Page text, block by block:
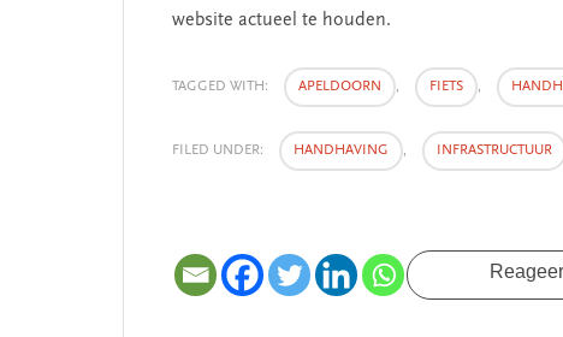
website actueel te houden.
TAGGED WITH: APELDOORN , FIETS ,
FILED UNDER: HANDHAVING , INFRASTRUCTUUR
Reageer